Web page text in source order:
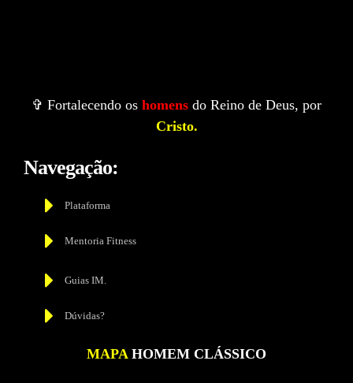
✞ Fortalecendo os homens do Reino de Deus, por
Cristo.
Navegação:
Plataforma
Mentoria Fitness
Guias IM.
Dúvidas?
MAPA HOMEM CLÁSSICO